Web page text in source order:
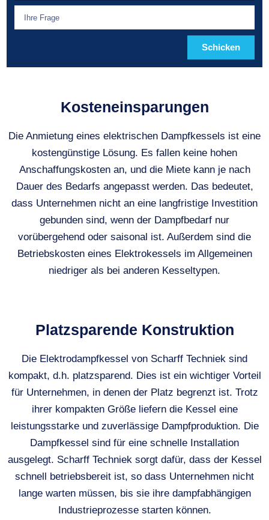
Schicken
Kosteneinsparungen
Die Anmietung eines elektrischen Dampfkessels ist eine
kostengünstige Lösung. Es fallen keine hohen
Anschaffungskosten an, und die Miete kann je nach
Dauer des Bedarfs angepasst werden. Das bedeutet,
dass Unternehmen nicht an eine langfristige Investition
gebunden sind, wenn der Dampfbedarf nur
vorübergehend oder saisonal ist. Außerdem sind die
Betriebskosten eines Elektrokessels im Allgemeinen
niedriger als bei anderen Kesseltypen.
Platzsparende Konstruktion
Die Elektrodampfkessel von Scharff Techniek sind
kompakt, d.h. platzsparend. Dies ist ein wichtiger Vorteil
für Unternehmen, in denen der Platz begrenzt ist. Trotz
ihrer kompakten Größe liefern die Kessel eine
leistungsstarke und zuverlässige Dampfproduktion. Die
Dampfkessel sind für eine schnelle Installation
ausgelegt. Scharff Techniek sorgt dafür, dass der Kessel
schnell betriebsbereit ist, so dass Unternehmen nicht
lange warten müssen, bis sie ihre dampfabhängigen
Industrieprozesse starten können.